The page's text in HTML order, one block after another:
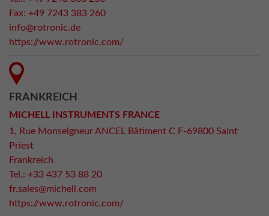
Fax: +49 7243 383 260
info@rotronic.de
https://www.rotronic.com/
FRANKREICH
MICHELL INSTRUMENTS FRANCE
1, Rue Monseigneur ANCEL Bâtiment C F-69800 Saint
Priest
Frankreich
Tel.: +33 437 53 88 20
fr.sales@michell.com
https://www.rotronic.com/